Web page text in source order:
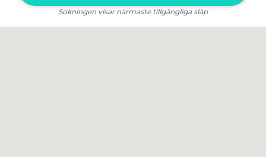
Sökningen visar närmaste tillgängliga släp